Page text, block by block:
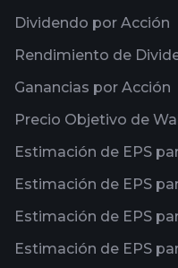
Dividendo por Acción
Rendimiento de
Ganancias por Acción
Precio Objetivo de
Estimación de EPS
Estimación de EPS
Estimación de EPS
Estimación de EPS